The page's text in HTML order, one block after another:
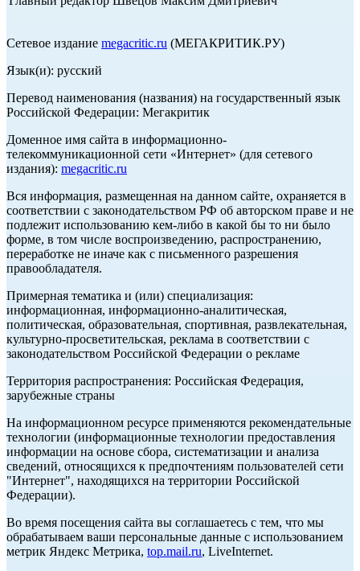
Сетевое издание megacritic.ru (МЕГАКРИТИК.РУ)
Язык(и): русский
Перевод наименования (названия) на государственный язык
Российской Федерации: Мегакритик
Доменное имя сайта в информационно-
телекоммуникационной сети «Интернет» (для сетевого
издания): megacritic.ru
Вся информация, размещенная на данном сайте, охраняется в
соответствии с законодательством РФ об авторском праве и не
подлежит использованию кем-либо в какой бы то ни было
форме, в том числе воспроизведению, распространению,
переработке не иначе как с письменного разрешения
правообладателя.
Примерная тематика и (или) специализация:
информационная, информационно-аналитическая,
политическая, образовательная, спортивная, развлекательная,
культурно-просветительская, реклама в соответствии с
законодательством Российской Федерации о рекламе
Территория распространения: Российская Федерация,
зарубежные страны
На информационном ресурсе применяются рекомендательные
технологии (информационные технологии предоставления
информации на основе сбора, систематизации и анализа
сведений, относящихся к предпочтениям пользователей сети
"Интернет", находящихся на территории Российской
Федерации).
Во время посещения сайта вы соглашаетесь с тем, что мы
обрабатываем ваши персональные данные с использованием
метрик Яндекс Метрика, top.mail.ru, LiveInternet.